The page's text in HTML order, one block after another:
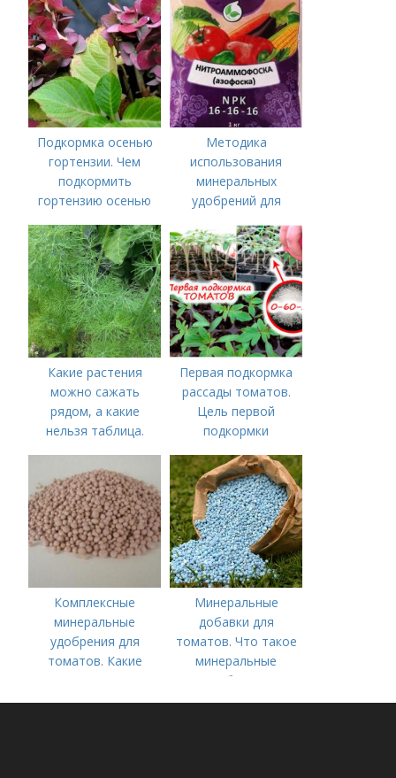
особенности их
внесения
Подкормка осенью
гортензии. Чем
подкормить
гортензию осенью
Методика
использования
минеральных
удобрений для
Минеральное
питание
Какие растения
можно сажать
рядом, а какие
нельзя таблица.
Первая подкормка
рассады томатов.
Цель первой
подкормки
Комплексные
минеральные
удобрения для
томатов. Какие
используются для
Минеральные
добавки для
томатов. Что такое
минеральные
удобрения